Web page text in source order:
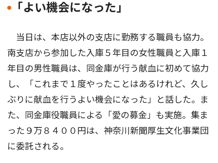
｢よい機会になった｣
当日は、本店以外の支店に勤務する職員も協力。
南支店から参加した入庫５年目の女性職員と入庫１
年目の男性職員は、同金庫が行う献血に初めて協力
し、「これまで１度やったことはあるけれど、久し
ぶりに献血を行うよい機会になった」と話した。ま
た、同金庫役職員による「愛の募金」も実施。集ま
った９万８４００円は、神奈川新聞厚生文化事業団
に委託される。